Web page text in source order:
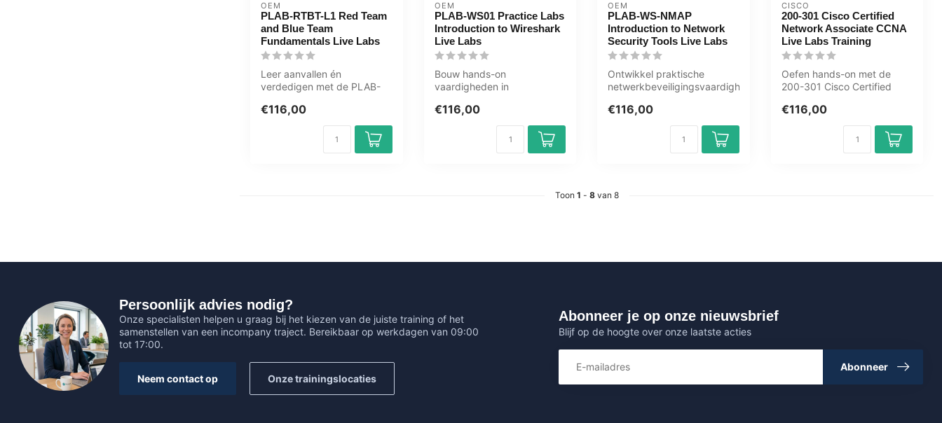
OEM
PLAB-RTBT-L1 Red Team
and Blue Team
Fundamentals Live Labs
Leer aanvallen én
verdedigen met de PLAB-
Team Fundamenta...
€116,00
OEM
PLAB-WS01 Practice Labs
Introduction to Wireshark
Live Labs
Bouw hands-on
vaardigheden in
PLAB-WS01 Wireshark Live
€116,00
OEM
PLAB-WS-NMAP
Introduction to Network
Security Tools Live Labs
Ontwikkel praktische
netwerkbeveiligingsvaardigheden
Live La...
€116,00
CISCO
200-301 Cisco Certified
Network Associate CCNA
Live Labs Training
Oefen hands-on met de
200-301 Cisco Certified
Live Labs v...
€116,00
Toon 1 - 8van 8
Persoonlijk advies nodig?
Onze specialisten helpen u graag bij het kiezen van de juiste training of het
samenstellen van een incompany traject. Bereikbaar op werkdagen van 09:00
tot 17:00.
Neem contact op Onze trainingslocaties
Abonneer je op onze nieuwsbrief
Blijf op de hoogte over onze laatste acties
Abonneer